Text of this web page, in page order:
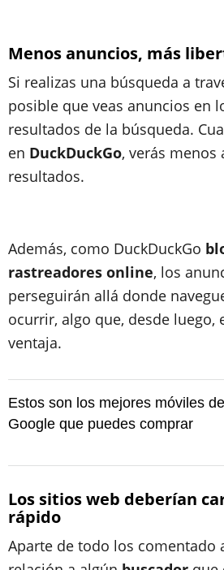
Menos anuncios, más
Si realizas una búsqueda a
posible que veas anuncios en
resultados de la búsqueda.
en DuckDuckGo, verás menos
resultados.
Además, como DuckDuckGo
rastreadores online, los
perseguirán allá donde
ocurrir, algo que, desde luego,
ventaja.
Estos son los mejores móviles de
Google que puedes comprar
Los sitios web deberían
rápido
Aparte de todo los comentado